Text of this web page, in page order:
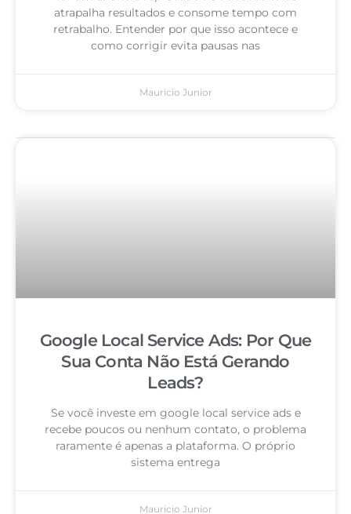
atrapalha resultados e consome tempo com
retrabalho. Entender por que isso acontece e
como corrigir evita pausas nas
Mauricio Junior
Google Local Service Ads: Por Que
Sua Conta Não Está Gerando
Leads?
Se você investe em google local service ads e
recebe poucos ou nenhum contato, o problema
raramente é apenas a plataforma. O próprio
sistema entrega
Mauricio Junior